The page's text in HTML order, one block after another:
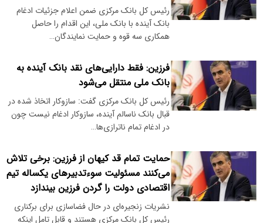
رئیس کل بانک مرکزی ضمن اعلام جزئیات ادغام
بانک آینده با بانک ملی، این اقدام را حاصل
همکاری سه قوه و حمایت نمایندگان…
فرزین: فقط دارایی‌های نقد بانک آینده به
بانک ملی منتقل می‌شود
رئیس کل بانک مرکزی گفت: سازوکار اتخاذ شده در
قبال بانک ناسالم آینده، سازوکار ادغام نیست چون
در ادغام تمام ناترازی‌ها…
حمایت تمام قد کیهان از فرزین: برخی تلاش
می‌کنند مسئولیت سوءتدبیرهای یکساله تیم
اقتصادی دولت را گردن فرزین بیندازد
نشریات زنجیره‌ای در حال فضاسازی برای برکناری
رئیس کل بانک مرکزی هستند و قابل تامل اینکه